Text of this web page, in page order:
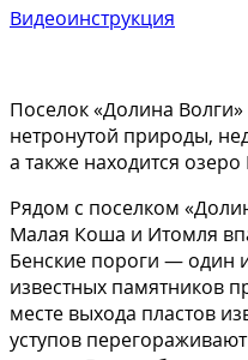
Видеоинструкция
Поселок «Долина
нетронутой природы,
а также находится
Рядом с поселком
Малая Коша и Итомля
Бенские пороги — один
известных памятников
месте выхода пластов
уступов